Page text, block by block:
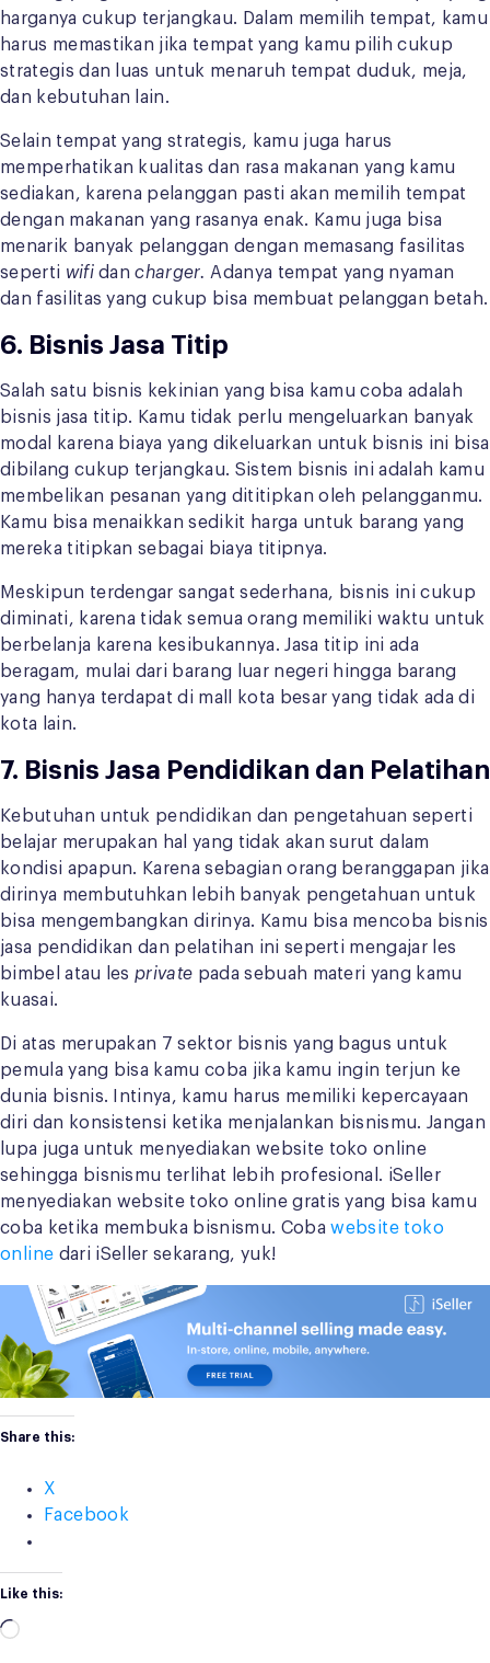
harganya cukup terjangkau. Dalam memilih tempat, kamu
harus memastikan jika tempat yang kamu pilih cukup
strategis dan luas untuk menaruh tempat duduk, meja,
dan kebutuhan lain.
Selain tempat yang strategis, kamu juga harus
memperhatikan kualitas dan rasa makanan yang kamu
sediakan, karena pelanggan pasti akan memilih tempat
dengan makanan yang rasanya enak. Kamu juga bisa
menarik banyak pelanggan dengan memasang fasilitas
seperti wifidancharger. Adanya tempat yang nyaman
dan fasilitas yang cukup bisa membuat pelanggan betah.
6. Bisnis Jasa Titip
Salah satu bisnis kekinian yang bisa kamu coba adalah
bisnis jasa titip. Kamu tidak perlu mengeluarkan banyak
modal karena biaya yang dikeluarkan untuk bisnis ini bisa
dibilang cukup terjangkau. Sistem bisnis ini adalah kamu
membelikan pesanan yang dititipkan oleh pelangganmu.
Kamu bisa menaikkan sedikit harga untuk barang yang
mereka titipkan sebagai biaya titipnya.
Meskipun terdengar sangat sederhana, bisnis ini cukup
diminati, karena tidak semua orang memiliki waktu untuk
berbelanja karena kesibukannya. Jasa titip ini ada
beragam, mulai dari barang luar negeri hingga barang
yang hanya terdapat di mall kota besar yang tidak ada di
kota lain.
7. Bisnis Jasa Pendidikan dan Pelatihan
Kebutuhan untuk pendidikan dan pengetahuan seperti
belajar merupakan hal yang tidak akan surut dalam
kondisi apapun. Karena sebagian orang beranggapan jika
dirinya membutuhkan lebih banyak pengetahuan untuk
bisa mengembangkan dirinya. Kamu bisa mencoba bisnis
jasa pendidikan dan pelatihan ini seperti mengajar les
bimbel atau lesprivate pada sebuah materi yang kamu
kuasai.
Di atas merupakan 7 sektor bisnis yang bagus untuk
pemula yang bisa kamu coba jika kamu ingin terjun ke
dunia bisnis. Intinya, kamu harus memiliki kepercayaan
diri dan konsistensi ketika menjalankan bisnismu. Jangan
lupa juga untuk menyediakan website toko online
sehingga bisnismu terlihat lebih profesional. iSeller
menyediakan website toko online gratis yang bisa kamu
coba ketika membuka bisnismu. Cobawebsite toko
online dari iSeller sekarang, yuk!
Share this:
X
Facebook
Like this:
Loading…